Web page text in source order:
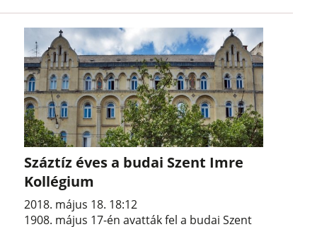
Száztíz éves a budai Szent Imre
Kollégium
2018. május 18. 18:12
1908. május 17-én avatták fel a budai Szent